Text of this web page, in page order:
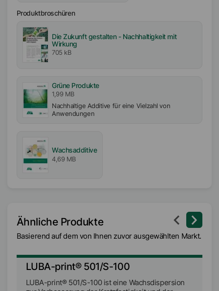
Verfügbarkeit
EMEA
Asien/Ozeanien
Amerika
Produktbroschüren
Die Zukunft gestalten - Nachhaltigkeit mit
Wirkung
705 kB
Grüne Produkte
1,99 MB
Nachhaltige Additive für eine Vielzahl von
Anwendungen
Wachsadditive
4,69 MB
Ähnliche Produkte
Basierend auf dem von Ihnen zuvor ausgewählten Markt.
LUBA-print® 501/S-100
LUBA-print® 501/S-100 ist eine Wachsdispersion